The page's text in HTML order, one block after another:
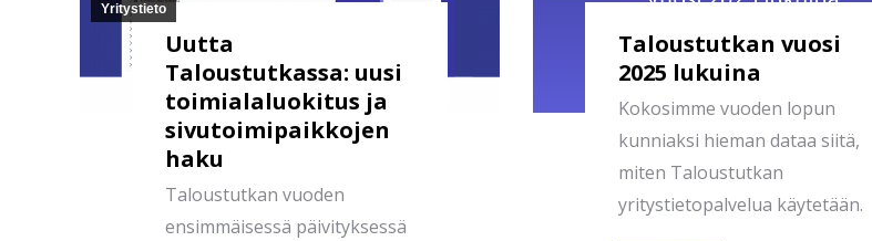
Yritystieto
Uutta
Taloustutkassa: uusi
toimialaluokitus ja
sivutoimipaikkojen
haku
Taloustutkan vuoden
ensimmäisessä päivityksessä
Taloustutkan vuosi
2025 lukuina
Kokosimme vuoden lopun
kunniaksi hieman dataa siitä,
miten Taloustutkan
yritystietopalvelua käytetään.